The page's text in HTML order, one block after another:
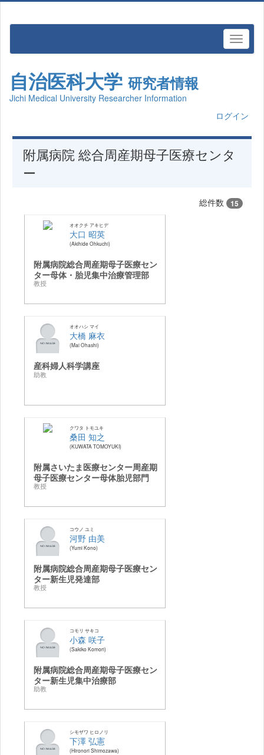
自治医科大学 研究者情報
Jichi Medical University Researcher Information
ログイン
附属病院 総合周産期母子医療センタ
ー
総件数 15
オオクチ アキヒデ
大口 昭英
Akihide Ohkuchi
附属病院総合周産期母子医療セン
ター母体・胎児集中治療管理部
教授
オオハシ マイ
大橋 麻衣
Mai Ohashi
産科婦人科学講座
助教
クワタ トモユキ
桑田 知之
KUWATA TOMOYUKI
附属さいたま医療センター周産期
母子医療センター母体胎児部門
教授
コウノ ユミ
河野 由美
Yumi Kono
附属病院総合周産期母子医療セン
ター新生児発達部
教授
コモリ サキコ
小森 咲子
Sakiko Komori
附属病院総合周産期母子医療セン
ター新生児集中治療部
助教
シモザワ ヒロノリ
下澤 弘憲
Hironori Shimozawa